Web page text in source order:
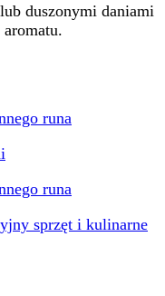
duszonymi daniami
sprzęt i kulinarne